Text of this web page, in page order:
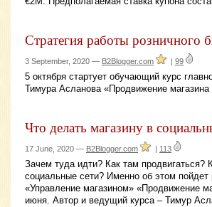
Стратегия работы розничного
3 September, 2020 — B2Blogger.com | 99
5 октября стартует обучающий курс
Тимура Асланова «Продвижение магазина
Что делать магазину в
17 June, 2020 — B2Blogger.com | 113
Зачем туда идти? Как там продвигаться?
социальные сети? Именно об этом
«Управление магазином» «Продвижение
июня. Автор и ведущий курса – Тимур